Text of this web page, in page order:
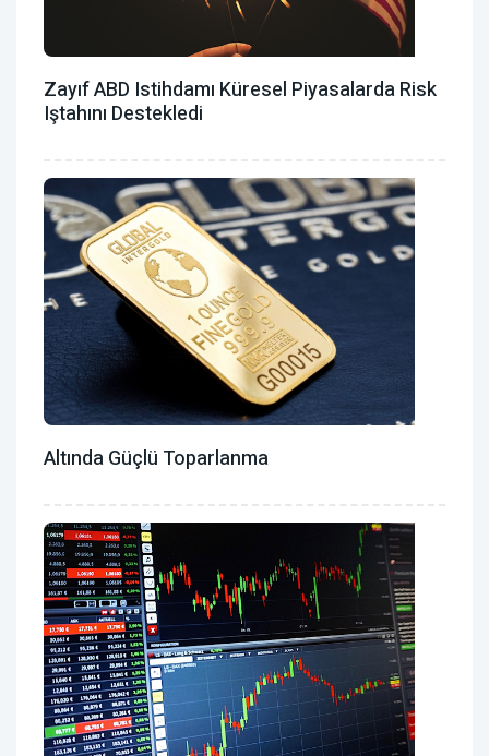
Zayıf ABD Istihdamı Küresel Piyasalarda Risk
Iştahını Destekledi
Altında Güçlü Toparlanma